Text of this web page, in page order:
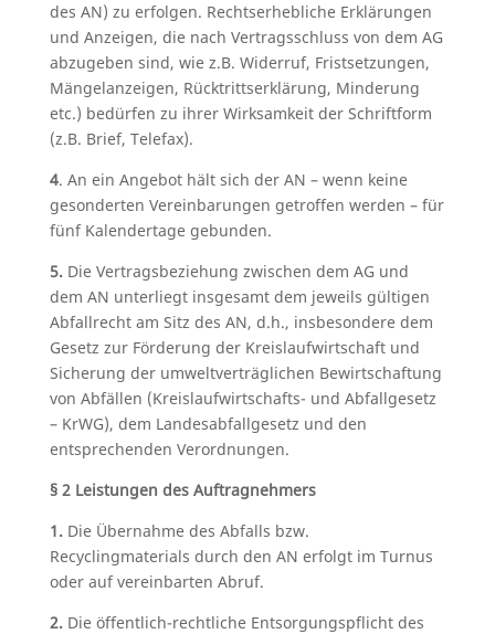
des AN) zu erfolgen. Rechtserhebliche Erklärungen
und Anzeigen, die nach Vertragsschluss von dem AG
abzugeben sind, wie z.B. Widerruf, Fristsetzungen,
Mängelanzeigen, Rücktrittserklärung, Minderung
etc.) bedürfen zu ihrer Wirksamkeit der Schriftform
(z.B. Brief, Telefax).
4. An ein Angebot hält sich der AN – wenn keine
gesonderten Vereinbarungen getroffen werden – für
fünf Kalendertage gebunden.
5.Die Vertragsbeziehung zwischen dem AG und
dem AN unterliegt insgesamt dem jeweils gültigen
Abfallrecht am Sitz des AN, d.h., insbesondere dem
Gesetz zur Förderung der Kreislaufwirtschaft und
Sicherung der umweltverträglichen Bewirtschaftung
von Abfällen (Kreislaufwirtschafts- und Abfallgesetz
– KrWG), dem Landesabfallgesetz und den
entsprechenden Verordnungen.
§ 2 Leistungen des Auftragnehmers
1.Die Übernahme des Abfalls bzw.
Recyclingmaterials durch den AN erfolgt im Turnus
oder auf vereinbarten Abruf.
2.Die öffentlich-rechtliche Entsorgungspflicht des